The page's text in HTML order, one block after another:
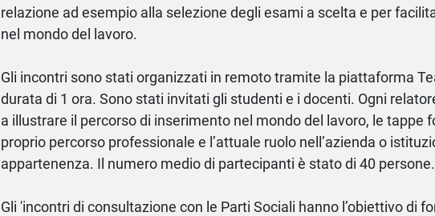
relazione ad esempio alla selezione degli esami a scelta e per
nel mondo del lavoro.
Gli incontri sono stati organizzati in remoto tramite la piattaforma
durata di 1 ora. Sono stati invitati gli studenti e i docenti. Ogni
a illustrare il percorso di inserimento nel mondo del lavoro, le tappe
proprio percorso professionale e l’attuale ruolo nell’azienda o
appartenenza. Il numero medio di partecipanti è stato di 40 persone.
Gli 'incontri di consultazione con le Parti Sociali hanno l’obiettivo di